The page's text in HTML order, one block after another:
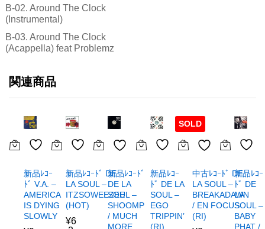
B-02. Around The Clock
(Instrumental)
B-03. Around The Clock
(Acappella) feat Problemz
関連商品
新品ﾚｺｰ
ﾄﾞ V.A. –
AMERICA
IS DYING
SLOWLY
新品ﾚｺｰﾄﾞ DE
LA SOUL –
ITZSOWEEZEE
(HOT)
¥6
新品ﾚｺｰﾄﾞ
DE LA
SOUL –
SHOOMP
/ MUCH
MORE
新品ﾚｺｰ
ﾄﾞ DE LA
SOUL –
EGO
TRIPPIN’
(RI)
SOLD
中古ﾚｺｰﾄﾞ DE
LA SOUL –
BREAKADAWN
/ EN FOCUS
(RI)
新品ﾚｺｰ
ﾄﾞ DE
LA
SOUL –
BABY
PHAT /